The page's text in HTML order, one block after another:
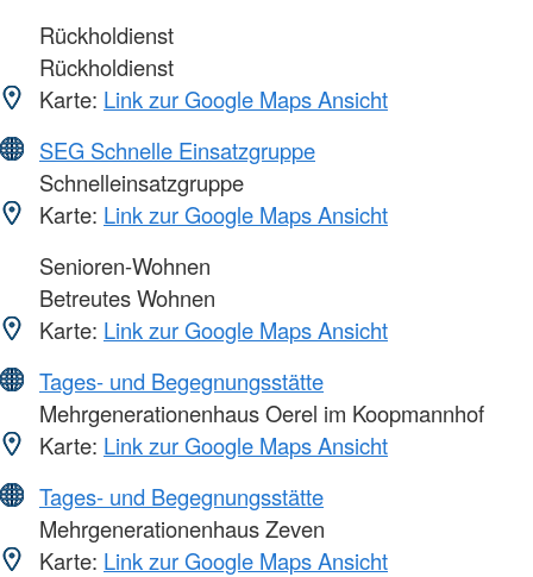
Rückholdienst
Rückholdienst
Karte: Link zur Google Maps Ansicht
SEG Schnelle Einsatzgruppe
Schnelleinsatzgruppe
Karte: Link zur Google Maps Ansicht
Senioren-Wohnen
Betreutes Wohnen
Karte: Link zur Google Maps Ansicht
Tages- und Begegnungsstätte
Mehrgenerationenhaus Oerel im Koopmannhof
Karte: Link zur Google Maps Ansicht
Tages- und Begegnungsstätte
Mehrgenerationenhaus Zeven
Karte: Link zur Google Maps Ansicht